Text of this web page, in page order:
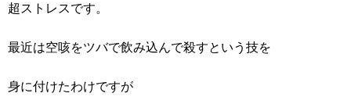
超ストレスです。
最近は空咳をツバで飲み込んで殺すという技を
身に付けたわけですが